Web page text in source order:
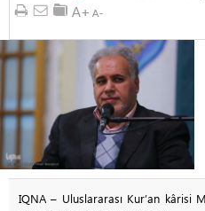
IQNA – Uluslararası Kur’an kârisi